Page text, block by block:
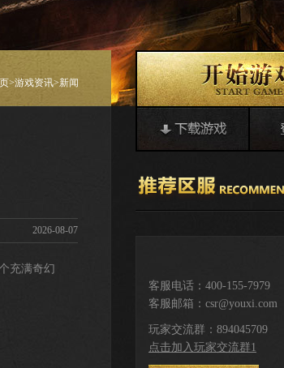
>游戏资讯>新闻
2026-08-07
充满奇幻
下载游戏 登录注册
客服电话：400-155-7979
客服邮箱：csr@youxi.com
玩家交流群：894045709
点击加入玩家交流群1